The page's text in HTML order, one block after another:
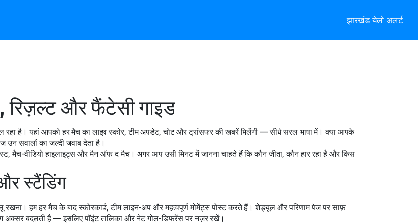
झारखंड येलो अलर्ट
रिज़ल्ट और फैंटेसी गाइड
है। यहां आपको हर मैच का लाइव स्कोर, टीम अपडेट, चोट और ट्रांसफर की खबरें मिलेंगी — सीधे सरल भाषा में। क्या आपके
उन सवालों का जल्दी जवाब देता है।
मैच-वीडियो हाइलाइट्स और मैन ऑफ द मैच। अगर आप उसी मिनट में जानना चाहते हैं कि कौन जीता, कौन हार रहा है और किस
स्टैंडिंग
रखना। हम हर मैच के बाद स्कोरकार्ड, टीम लाइन-अप और महत्वपूर्ण मोमेंट्स पोस्ट करते हैं। शेड्यूल और परिणाम पेज पर साफ़
अक्सर बदलती है — इसलिए पॉइंट तालिका और नेट गोल-डिफरेंस पर नज़र रखें।